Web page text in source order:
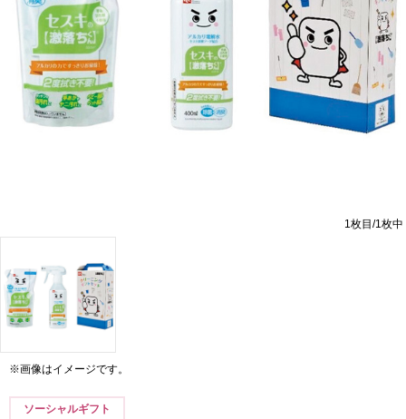
1枚目/1枚中
※画像はイメージです。
ソーシャルギフト